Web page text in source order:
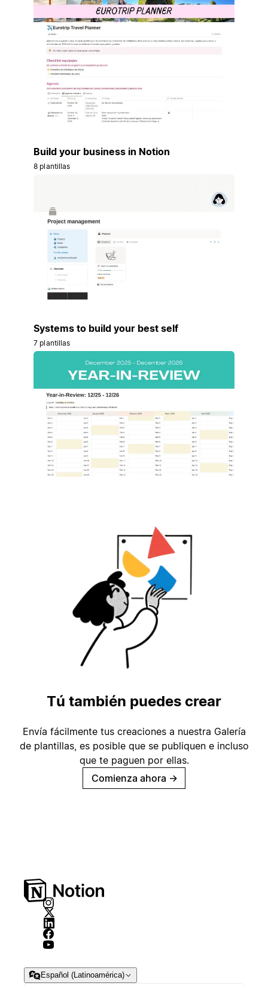
Build your business in Notion
8 plantillas
Systems to build your best self
7 plantillas
Tú también puedes crear
Envía fácilmente tus creaciones a nuestra Galería
de plantillas, es posible que se publiquen e incluso
que te paguen por ellas.
Comienza ahora →
Español (Latinoamérica)